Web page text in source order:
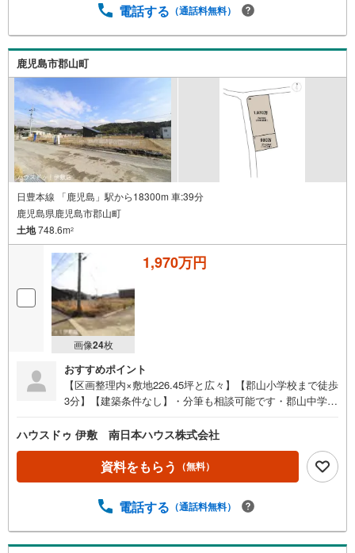
の幼稚園まで徒歩9分（約710m）・モンキープラザまで徒
750m）・南日本銀行玉里支店まで徒歩10分（約760m） 住
宅ローンのご相談も承ります！お気軽にご相談ください
電話する （通話料無料）
鹿児島市郡山町
日豊本線 「鹿児島」駅から18300m 車:39分
鹿児島県鹿児島市郡山町
土地748.6m2
画像24枚
1,970万円
おすすめポイント
【区画整理内×敷地226.45坪と広々】【郡山小学校まで徒歩
3分】【建築条件なし】・分筆も相談可能です・郡山中学校
40m）●周辺環境●・郡山小学校まで徒歩3分（約200m）・
郡山中学校まで徒歩6分（約470m）・郡山ショップまで徒
歩11分（約840m）・ドラッグセイムス鹿児島郡山店まで徒
歩14分（約1120m）・鹿児島銀行 郡山支店まで徒歩15分
170m）・郡山郵便局まで徒歩16分（約1270m）・郡山支所
（約1810m）・明桜館高等学校まで徒歩25分（約1950m）
ハウスドゥ 伊敷 南日本ハウス株式会社
資料をもらう （無料）
電話する （通話料無料）